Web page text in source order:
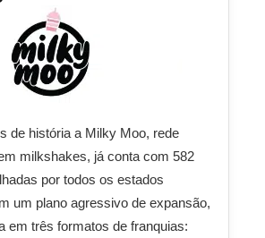
de história a Milky Moo, rede
milkshakes, já conta com 582
por todos os estados
um plano agressivo de expansão,
em três formatos de franquias: